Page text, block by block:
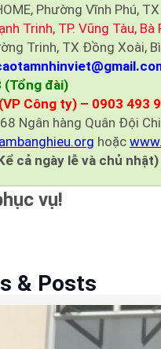
Phường Vĩnh Phú,
Trinh, TP. Vũng Tàu, Bà
Trinh, TX Đồng Xoài,
(Tổng đài)
Công ty) – 0903 493
Ngân hàng Quân Đội
hoặc
cả ngày lễ và chủ nhật)
vụ!
& Posts